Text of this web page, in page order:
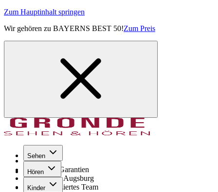
Zum Hauptinhalt springen
Wir gehören zu BAYERNS BEST 50!Zum Preis
Sehen
Hören
Kinder
Seit 1971
GRONDE Garantien
8× im Raum Augsburg
Hochqualifiziertes Team